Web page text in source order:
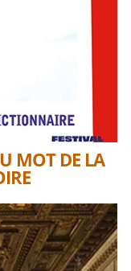
MOT DE LA